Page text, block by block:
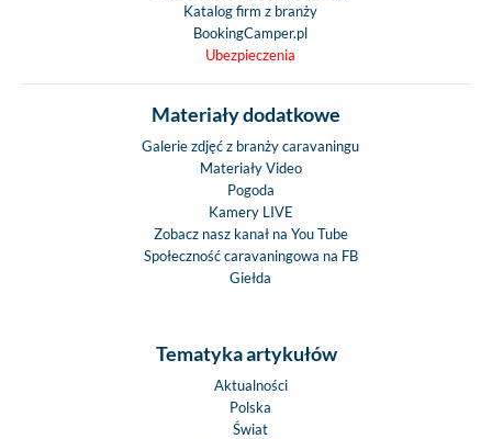
Katalog firm z branży
BookingCamper.pl
Ubezpieczenia
Materiały dodatkowe
Galerie zdjęć z branży caravaningu
Materiały Video
Pogoda
Kamery LIVE
Zobacz nasz kanał na You Tube
Społeczność caravaningowa na FB
Giełda
Tematyka artykułów
Aktualności
Polska
Świat